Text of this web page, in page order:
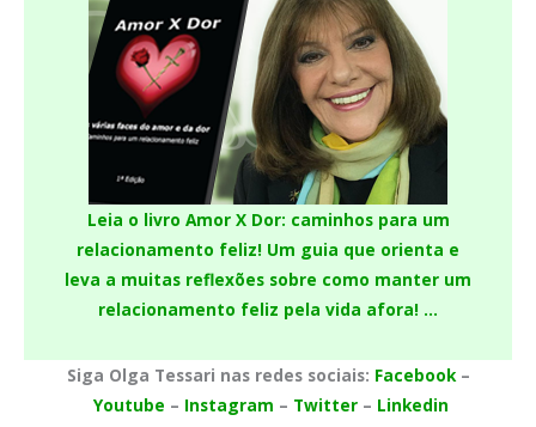
Leia o livro Amor X Dor: caminhos para um
relacionamento feliz! Um guia que orienta e
leva a muitas reflexões sobre como manter um
relacionamento feliz pela vida afora! …
Siga Olga Tessari nas redes sociais: Facebook–
Youtube – Instagram – Twitter– Linkedin